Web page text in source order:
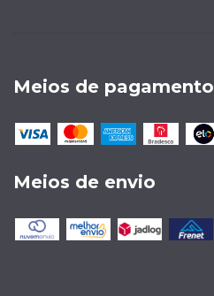
Meios de pagamento
Meios de envio